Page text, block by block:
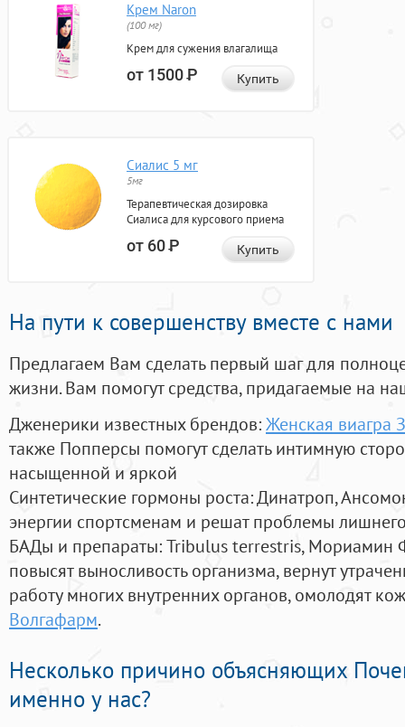
Крем Naron
(100 мг)
Крем для сужения влагалища
от 1500Р Купить
Сиалис 5 мг
5мг
Терапевтическая дозировка
Сиалиса для курсового приема
от 60Р Купить
На пути к совершенству вместе с нами
Предлагаем Вам сделать первый шаг для
жизни. Вам помогут средства, придагаемые на
Дженерики известных брендов:Женская виагра
также Попперсы помогут сделать интимную
насыщенной и яркой
Синтетические гормоны роста: Динатроп,
энергии спортсменам и решат проблемы
БАДы и препараты:Tribulus terrestris, Мориамин
повысят выносливость организма, вернут
работу многих внутренних органов, омолодят
Волгафарм.
Несколько причино объясняющих
именно у нас?